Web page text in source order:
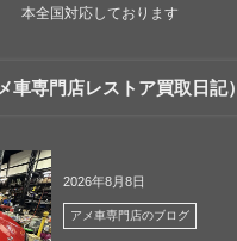
本全国対応しております
車専門店レストア買取日記）
2026年8月8日
アメ車専門店のブログ